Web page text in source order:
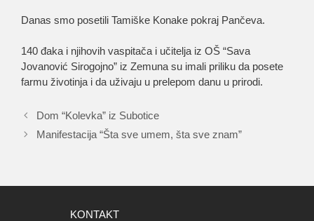
Danas smo posetili Tamiške Konake pokraj Pančeva.
140 đaka i njihovih vaspitača i učitelja iz OŠ “Sava
Jovanović Sirogojno” iz Zemuna su imali priliku da posete
farmu životinja i da uživaju u prelepom danu u prirodi.
Dom “Kolevka” iz Subotice
Manifestacija “Šta sve umem, šta sve znam”
KONTAKT